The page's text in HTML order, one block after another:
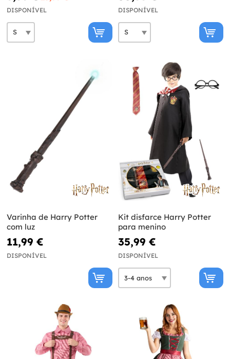
DISPONÍVEL DISPONÍVEL
Varinha de Harry Potter
com luz
11,99 €
DISPONÍVEL
Kit disfarce Harry Potter
para menino
35,99 €
DISPONÍVEL